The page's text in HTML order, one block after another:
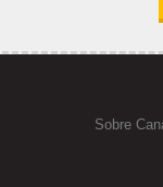
Sobre